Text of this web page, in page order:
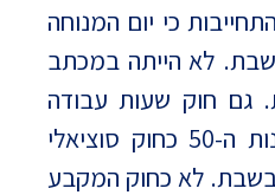
כי יום המנוחה
לא הייתה במכתב
גם חוק שעות עבודה
ומנוחה חוקק בתחילת שנות ה-50 כחוק סוציאלי
לא כחוק המקבע